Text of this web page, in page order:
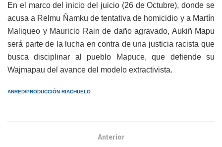
En el marco del inicio del juicio (26 de Octubre), donde se
acusa a Relmu Ñamku de tentativa de homicidio y a Martín
Maliqueo y Mauricio Rain de daño agravado, Aukiñ Mapu
será parte de la lucha en contra de una justicia racista que
busca disciplinar al pueblo Mapuce, que defiende su
Wajmapau del avance del modelo extractivista.
ANRED/PRODUCCIÓN RIACHUELO
Anterior